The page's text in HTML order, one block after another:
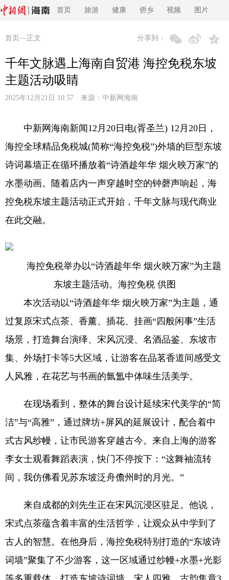
首页 旅游 健康 侨乡 视频 图片
首页 —正文 分享到：
千年文脉遇上海南自贸港 海控免税东坡
主题活动吸睛
2025年12月21日 10:57 来源： 中新网海南
中新网海南新闻12月20日电(胥圣兰) 12月20日，
海控全球精品免税城(简称“海控免税”)外墙的巨型东坡
诗词幕墙正在循环播放着“诗酒趁年华 烟火映万家”的
水墨动画。随着店内一声穿越时空的钟磬声响起，海
控免税东坡主题活动正式开始，千年文脉与现代商业
在此交融。
海控免税举办以“诗酒趁年华 烟火映万家”为主题
东坡主题活动。海控免税 供图
本次活动以“诗酒趁年华 烟火映万家”为主题，通
过复原宋式点茶、香薰、插花、挂画“四般闲事”生活
场景，打造舞台演绎、宋风沉浸、名酒品鉴、东坡市
集、外场打卡等5大区域，让游客在品茗香道间感受文
人风雅，在花艺与书画的氤氲中体味生活美学。
在现场看到，整体的舞台设计延续宋代美学的“简
洁”与“高雅”，通过牌坊+屏风的延展设计，配合着中
式古风纱幔，让市民游客穿越古今。来自上海的游客
李女士观看舞蹈表演，快门不停按下：“这舞袖流转
间，我仿佛看见苏东坡泛舟儋州时的月光。”
来自成都的刘先生正在宋风沉浸区驻足。他说，
宋式点茶蕴含着丰富的生活哲学，让观众从中学到了
古人的智慧。在他身后，海控免税特别打造的“东坡诗
词墙”聚集了不少游客，这一区域通过纱幔+水墨+光影